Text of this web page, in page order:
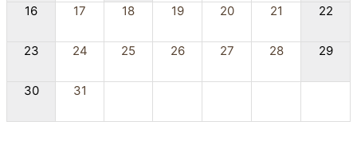
16 17 18 19 20 21 22
23 24 25 26 27 28 29
30 31